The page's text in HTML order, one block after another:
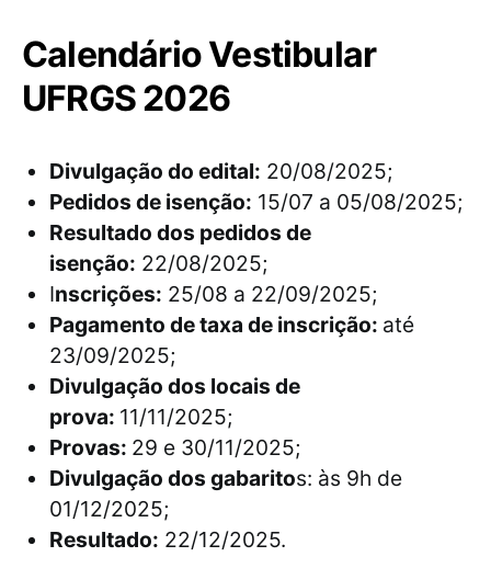
Calendário Vestibular
UFRGS 2026
Divulgação do edital: 20/08/2025;
Pedidos de isenção: 15/07 a 05/08/2025;
Resultado dos pedidos de
isenção: 22/08/2025;
Inscrições: 25/08 a 22/09/2025;
Pagamento de taxa de inscrição: até
23/09/2025;
Divulgação dos locais de
prova: 11/11/2025;
Provas: 29 e 30/11/2025;
Divulgação dos gabaritos: às 9h de
01/12/2025;
Resultado: 22/12/2025.